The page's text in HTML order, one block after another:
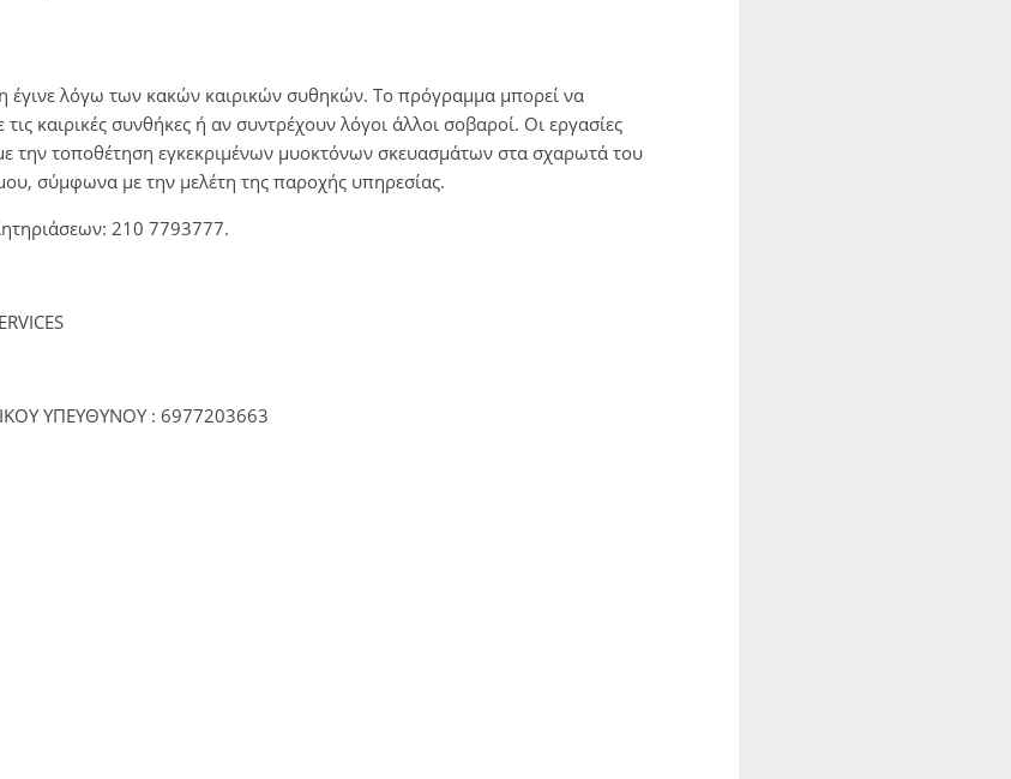
λόγω των κακών καιρικών συθηκών. Το πρόγραμμα μπορεί να
καιρικές συνθήκες ή αν συντρέχουν λόγοι άλλοι σοβαροί. Οι εργασίες
την τοποθέτηση εγκεκριμένων μυοκτόνων σκευασμάτων στα σχαρωτά του
σύμφωνα με την μελέτη της παροχής υπηρεσίας.
210 7793777.
ΥΠΕΥΘΥΝΟΥ : 6977203663